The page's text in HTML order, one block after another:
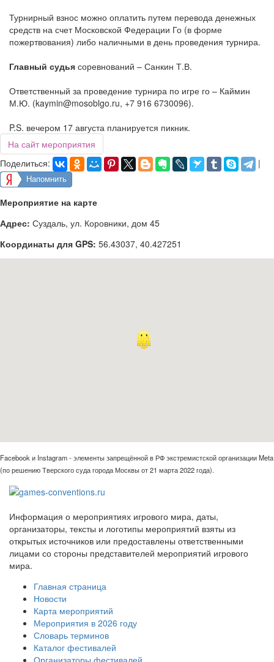
Турнирный взнос можно оплатить путем перевода денежных
средств на счет Московской Федерации Го (в форме
пожертвования) либо наличными в день проведения турнира.
Главный судья соревнований – Санкин Т.В.
Ответственный за проведение турнира по игре го – Каймин
М.Ю. (kaymin@mosoblgo.ru, +7 916 6730096).
P.S. вечером 17 августа планируется пикник.
На сайт мероприятия
Поделиться:
|
Напомнить
Мероприятие на карте
Адрес: Суздаль, ул. Коровники, дом 45
Координаты для GPS: 56.43037, 40.427251
Facebook и Instagram - элементы запрещённой в РФ экстремистской организации Meta
(по решению Тверского суда города Москвы от 21 марта 2022 года).
Информация о мероприятиях игрового мира, даты,
организаторы, тексты и логотипы мероприятий взяты из
открытых источников или предоставлены ответственными
лицами со стороны представителей мероприятий игрового
мира.
Главная страница
Новости
Карта мероприятий
Мероприятия в 2026 году
Словарь терминов
Каталог фестивалей
Организаторы фестивалей